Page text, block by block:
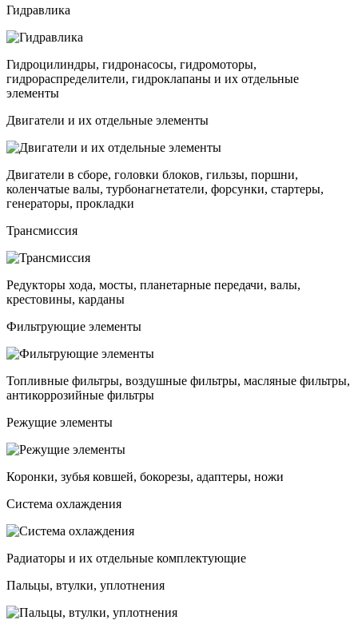
Гидравлика
Гидроцилиндры, гидронасосы, гидромоторы,
гидрораспределители, гидроклапаны и их отдельные
элементы
Двигатели и их отдельные элементы
Двигатели в сборе, головки блоков, гильзы, поршни,
коленчатые валы, турбонагнетатели, форсунки, стартеры,
генераторы, прокладки
Трансмиссия
Редукторы хода, мосты, планетарные передачи, валы,
крестовины, карданы
Фильтрующие элементы
Топливные фильтры, воздушные фильтры, масляные фильтры,
антикоррозийные фильтры
Режущие элементы
Коронки, зубья ковшей, бокорезы, адаптеры, ножи
Система охлаждения
Радиаторы и их отдельные комплектующие
Пальцы, втулки, уплотнения